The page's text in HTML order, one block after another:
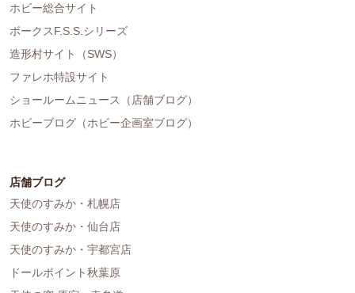
ホビー総合サイト
ボークスF.S.S.シリーズ
造形村サイト（SWS）
ファレホ特設サイト
ショールームニュース（店舗ブログ）
ホビーブログ（ホビー企画室ブログ）
店舗ブログ
天使のすみか・札幌店
天使のすみか・仙台店
天使のすみか・宇都宮店
ドールポイント秋葉原